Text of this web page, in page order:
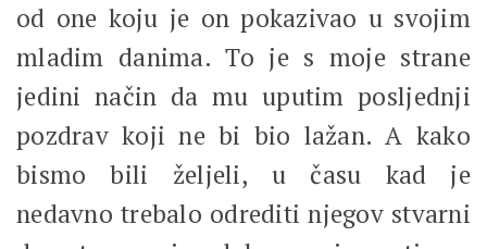
od one koju je on pokazivao u svojim
mladim danima. To je s moje strane
jedini način da mu uputim posljednji
pozdrav koji ne bi bio lažan. A kako
bismo bili željeli, u času kad je
nedavno trebalo odrediti njegov stvarni